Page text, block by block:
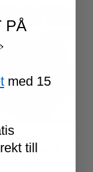
FAKTATEXTER
2
PÅ
med 15
till